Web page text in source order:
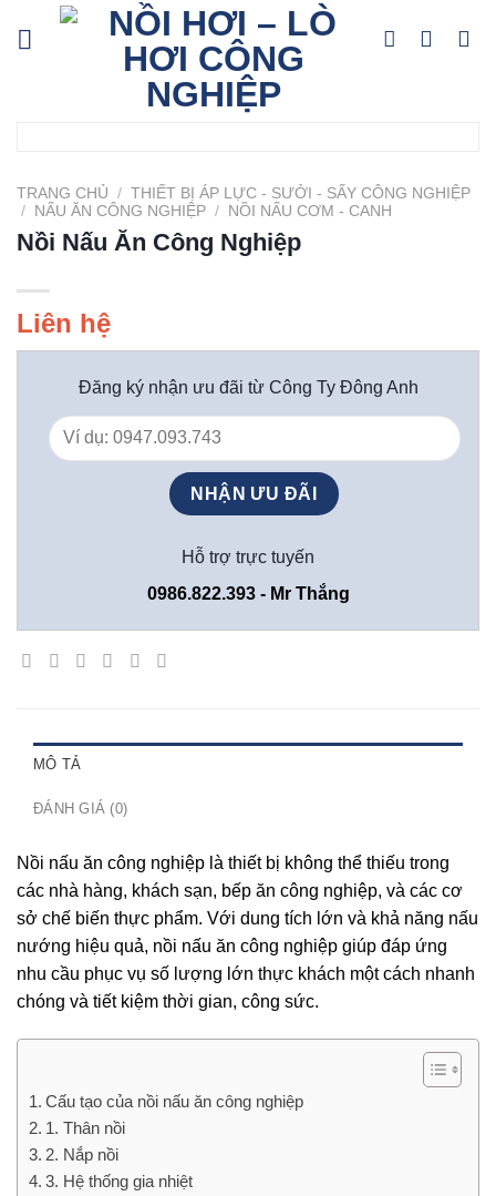
TRANG CHỦ / THIẾT BỊ ÁP LỰC - SƯỞI - SẤY CÔNG NGHIỆP
/ NẤU ĂN CÔNG NGHIỆP / NỒI NẤU CƠM - CANH
Nồi Nấu Ăn Công Nghiệp
Liên hệ
Đăng ký nhận ưu đãi từ Công Ty Đông Anh
Hỗ trợ trực tuyến
0986.822.393 - Mr Thắng
MÔ TẢ
ĐÁNH GIÁ (0)
Nồi nấu ăn công nghiệp là thiết bị không thể thiếu trong
các nhà hàng, khách sạn, bếp ăn công nghiệp, và các cơ
sở chế biến thực phẩm. Với dung tích lớn và khả năng nấu
nướng hiệu quả, nồi nấu ăn công nghiệp giúp đáp ứng
nhu cầu phục vụ số lượng lớn thực khách một cách nhanh
chóng và tiết kiệm thời gian, công sức.
Cấu tạo của nồi nấu ăn công nghiệp
1. Thân nồi
2. Nắp nồi
3. Hệ thống gia nhiệt